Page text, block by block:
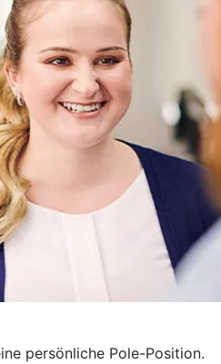
persönliche Pole-Position.